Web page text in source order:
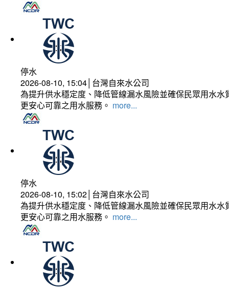
停水
2026-08-10, 15:04│台灣自來水公司
為提升供水穩定度、降低管線漏水風險並確保民眾用水
更安心可靠之用水服務。 more...
停水
2026-08-10, 15:02│台灣自來水公司
為提升供水穩定度、降低管線漏水風險並確保民眾用水
更安心可靠之用水服務。 more...